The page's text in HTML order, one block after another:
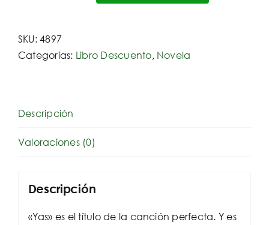
SKU:4897
Categorías: Libro Descuento, Novela
Descripción
Valoraciones (0)
Descripción
«Yas» es el título de la canción perfecta. Y es